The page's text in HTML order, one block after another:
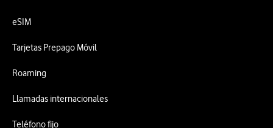
eSIM
Tarjetas Prepago Móvil
Roaming
Llamadas internacionales
Teléfono fijo